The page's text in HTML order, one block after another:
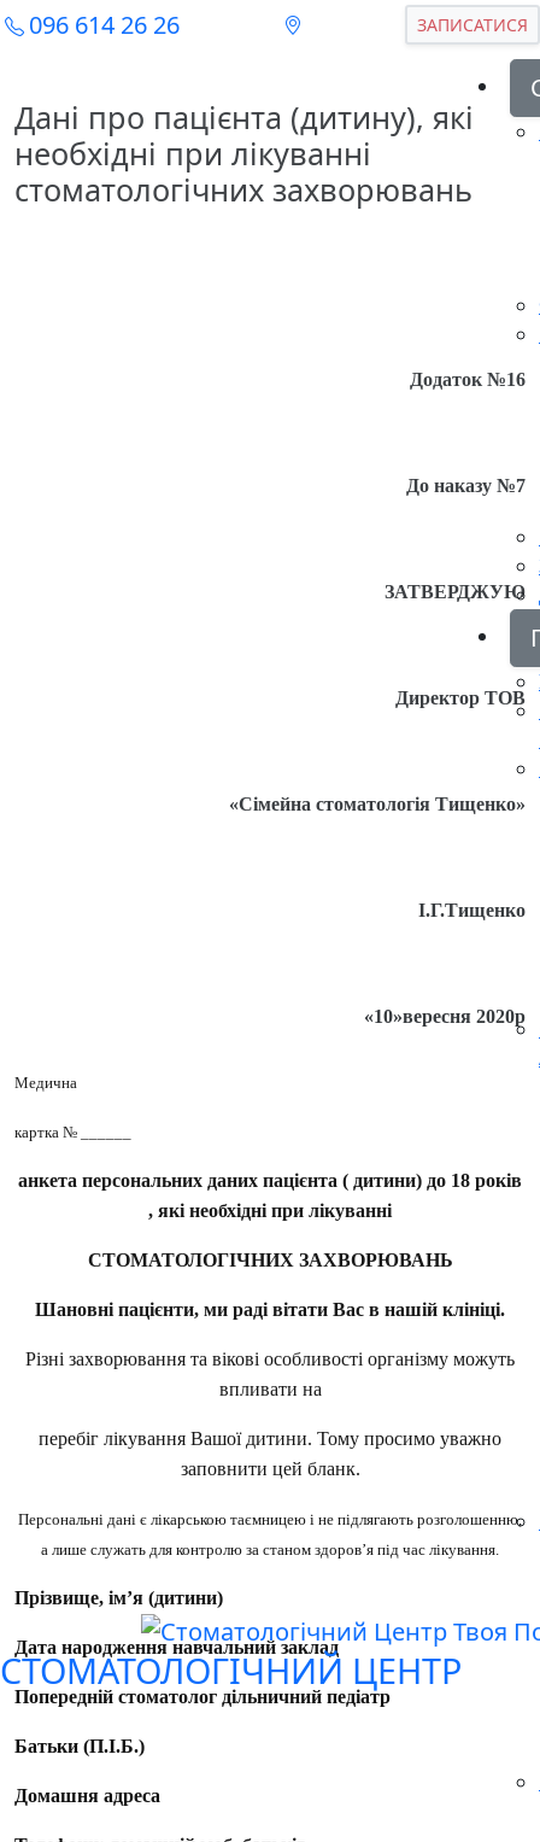
096 614 26 26 ЗАПИСАТИСЯ
СТОМАТОЛОГІЧНИЙ ЦЕНТР
Дані про пацієнта (дитину), які
необхідні при лікуванні
стоматологічних захворювань
Додаток №16
До наказу №7
ЗАТВЕРДЖУЮ
Директор ТОВ
«Сімейна стоматологія Тищенко»
І.Г.Тищенко
«10»вересня 2020р
Медична
картка № ______
анкета персональних даних пацієнта ( дитини) до 18 років
, які необхідні при лікуванні
СТОМАТОЛОГІЧНИХ ЗАХВОРЮВАНЬ
Шановні пацієнти, ми раді вітати Вас в нашій клініці.
Різні захворювання та вікові особливості організму можуть
впливати на
перебіг лікування Вашої дитини. Тому просимо уважно
заповнити цей бланк.
Персональні дані є лікарською таємницею і не підлягають розголошенню,
а лише служать для контролю за станом здоров’я під час лікування.
Прізвище, ім’я (дитини)
Дата народження навчальний заклад
Попередній стоматолог дільничний педіатр
Батьки (П.І.Б.)
Домашня адреса